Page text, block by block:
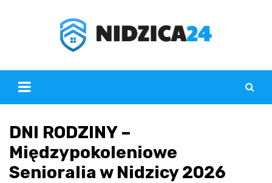
DNI RODZINY –
Międzypokoleniowe
Senioralia w Nidzicy 2026